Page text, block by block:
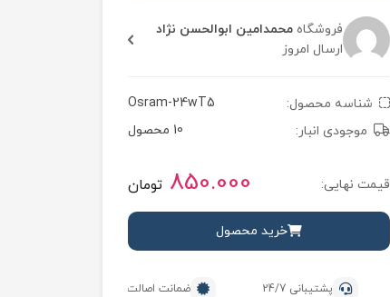
فروشگاهمحمدامین ابوالحسن نژاد
ارسال امروز
شناسه محصول:
Osram-24wT5
موجودی انبار:
10 محصول
قیمت نهایی: تومان850.000
خرید محصول
پشتیبانی 24/7 ضمانت اصالت محصول